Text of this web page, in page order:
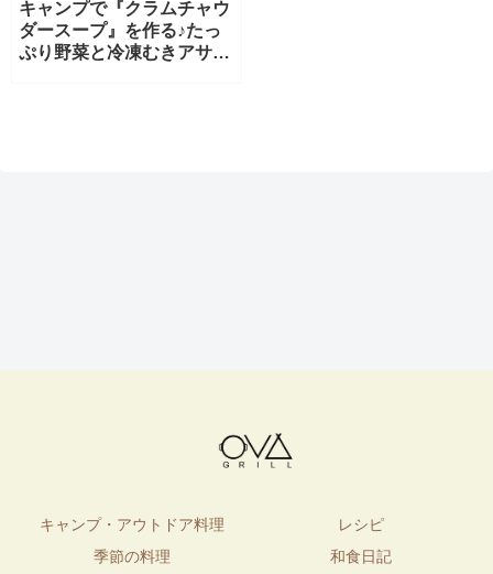
キャンプで『クラムチャウ
ダースープ』を作る♪たっ
ぷり野菜と冷凍むきアサリ
キャンプ・アウトドア料理
レシピ
季節の料理
和食日記